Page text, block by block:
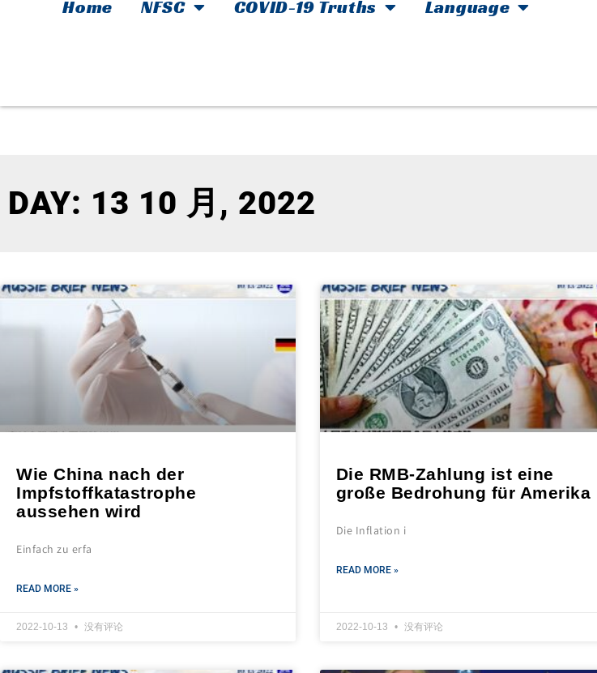
Home NFSC COVID-19 Truths Language
DAY: 13 10 月, 2022
Wie China nach der
Impfstoffkatastrophe
aussehen wird
Einfach zu erfa
READ MORE »
2022-10-13 没有评论
Die RMB-Zahlung ist eine
große Bedrohung für Amerika
Die Inflation i
READ MORE »
2022-10-13 没有评论